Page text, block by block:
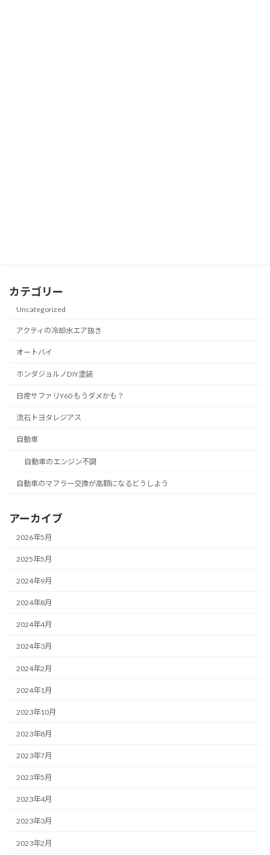
カテゴリー
Uncategorized
アクティの冷却水エア抜き
オートバイ
ホンダジョルノDIY塗装
日産サファリY60 もうダメかも？
流石トヨタレジアス
自動車
自動車のエンジン不調
自動車のマフラー交換が高額になるどうしよう
アーカイブ
2026年5月
2025年5月
2024年9月
2024年8月
2024年4月
2024年3月
2024年2月
2024年1月
2023年10月
2023年8月
2023年7月
2023年5月
2023年4月
2023年3月
2023年2月